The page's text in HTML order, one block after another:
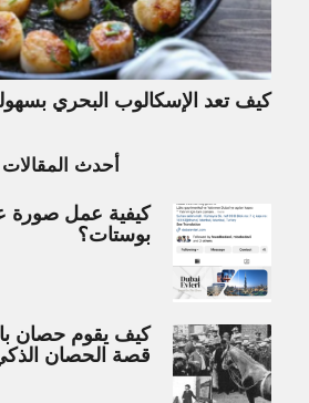
كيف تعد الإسكالوب البحري
أحدث المقالات
بوستات؟
كيف يقوم حصان
قصة الحصان